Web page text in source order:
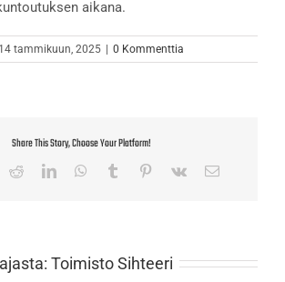
aikana.
14 tammikuun, 2025 0 Kommenttia
Share This Story, Choose Your Platform!
RedditLinkedInWhatsApp
Tumblr Pinterest
Vk Sähköposti
Toimisto Sihteeri